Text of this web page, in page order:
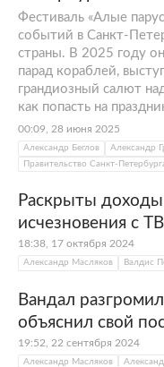
Фестиваль «Алые
событий в Санкт-
страны. В 2025 году
парад кораблей,
грандиозный салют
как попасть на
00:09, 28 июня 2025
Александр Беглов Александр
Правительство Санкт-
Раскрыты
исчезновения с ТВ
18:38, 17 октября 2024
Александр Масляков Валдис
Вандал
объяснил свой
19:52, 22 сентября 2024
Александр Масляков